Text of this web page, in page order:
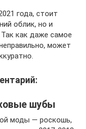
года, стоит
облик, но и
как даже самое
может
шубы
моды — роскошь,